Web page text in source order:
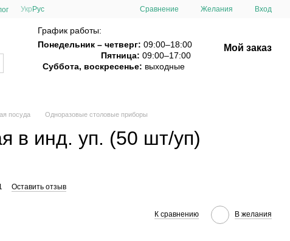
Укр Рус Сравнение Желания Вход
График работы:
Понедельник – четверг: 09:00–18:00
Пятница: 09:00–17:00
Суббота, воскресенье: выходные
Мой заказ
посуда Одноразовые столовые приборы
в инд. уп. (50 шт/уп)
Оставить отзыв
К сравнению В желания